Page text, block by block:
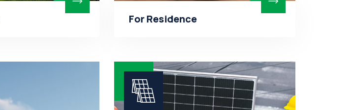
For Residence